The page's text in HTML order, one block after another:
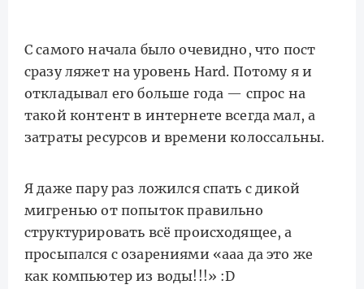
С самого начала было очевидно, что пост
сразу ляжет на уровень Hard. Потому я и
откладывал его больше года — спрос на
такой контент в интернете всегда мал, а
затраты ресурсов и времени колоссальны.
Я даже пару раз ложился спать с дикой
мигренью от попыток правильно
структурировать всё происходящее, а
просыпался с озарениями «ааа да это же
как компьютер из воды!!!» :D